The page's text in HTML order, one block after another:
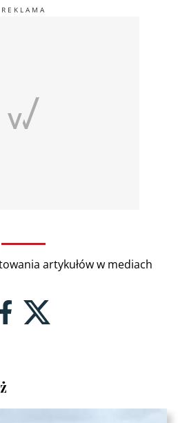
artykułów w mediach